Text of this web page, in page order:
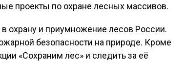
проекты по охране лесных массивов.
охрану и приумножение лесов России.
безопасности на природе. Кроме
«Сохраним лес» и следить за её